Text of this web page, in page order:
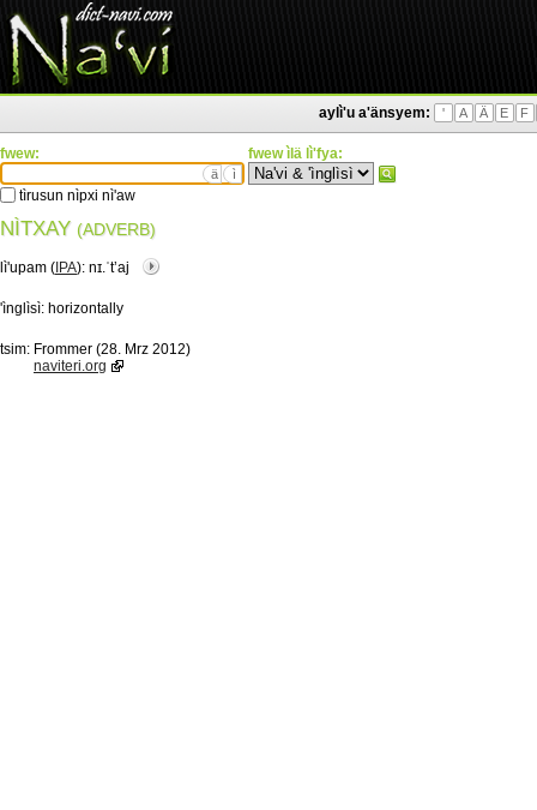
aylì'u a'änsyem: ' A Ä E F
fwew:
ä ì
tìrusun nìpxi nì'aw
fwew ìlä lì'fya:
NÌTXAY (ADVERB)
lì'upam ( IPA): nɪ.ˈtʼaj
'ìnglìsì: horizontally
tsim: Frommer (28. Mrz 2012)
naviteri.org